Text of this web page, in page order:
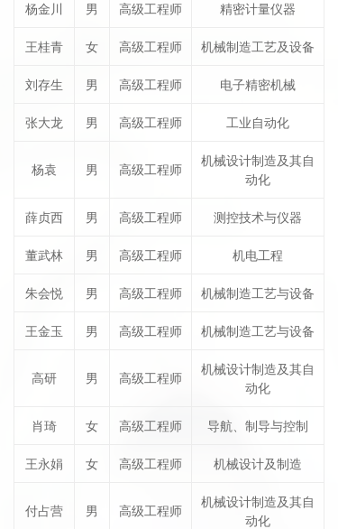
杨金川 男 高级工程师 精密计量仪器
王桂青 女 高级工程师 机械制造工艺及设备
刘存生 男 高级工程师 电子精密机械
张大龙 男 高级工程师 工业自动化
杨袁 男 高级工程师
机械设计制造及其自
动化
薛贞西 男 高级工程师 测控技术与仪器
董武林 男 高级工程师 机电工程
朱会悦 男 高级工程师 机械制造工艺与设备
王金玉 男 高级工程师 机械制造工艺与设备
高研 男 高级工程师
机械设计制造及其自
动化
肖琦 女 高级工程师 导航、制导与控制
王永娟 女 高级工程师 机械设计及制造
付占营 男 高级工程师
机械设计制造及其自
动化